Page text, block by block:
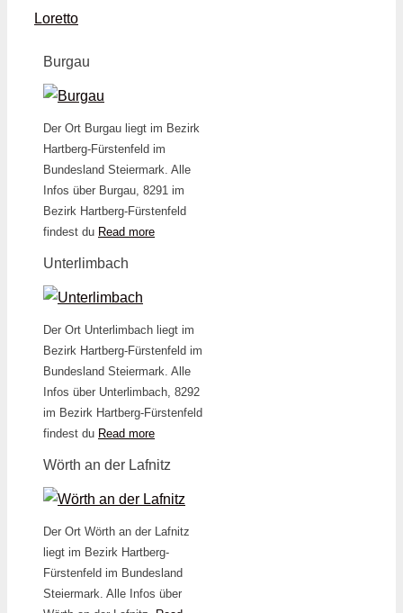
Loretto
Burgau
Der Ort Burgau liegt im Bezirk
Hartberg-Fürstenfeld im
Bundesland Steiermark. Alle
Infos über Burgau, 8291 im
Bezirk Hartberg-Fürstenfeld
findest du Read more
Unterlimbach
Der Ort Unterlimbach liegt im
Bezirk Hartberg-Fürstenfeld im
Bundesland Steiermark. Alle
Infos über Unterlimbach, 8292
im Bezirk Hartberg-Fürstenfeld
findest du Read more
Wörth an der Lafnitz
Der Ort Wörth an der Lafnitz
liegt im Bezirk Hartberg-
Fürstenfeld im Bundesland
Steiermark. Alle Infos über